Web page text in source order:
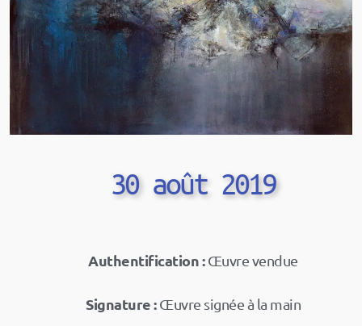
30 août 2019
Authentification :Œuvre vendue
Signature :Œuvre signée à la main